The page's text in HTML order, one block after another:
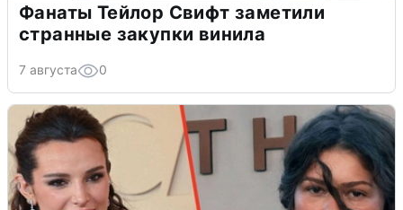
Фанаты Тейлор Свифт заметили
странные закупки винила
7 августа 0